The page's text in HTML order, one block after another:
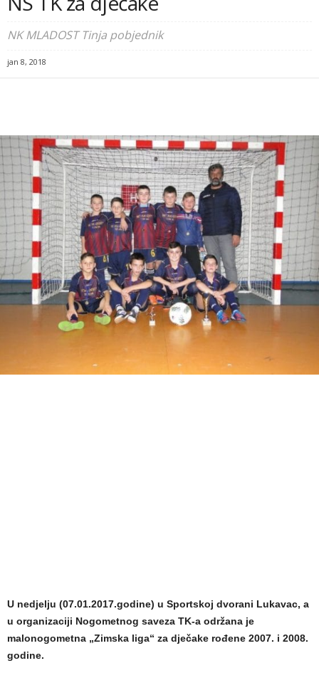
NK MLADOST Tinja pobjednik
jan 8, 2018
U nedjelju (07.01.2017.godine) u Sportskoj dvorani Lukavac, a
u organizaciji Nogometnog saveza TK-a održana je
malonogometna „Zimska liga“ za dječake rođene 2007. i 2008.
godine.